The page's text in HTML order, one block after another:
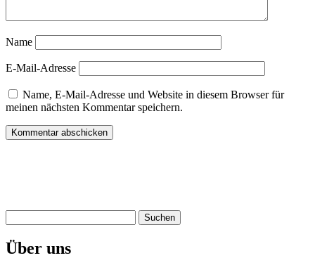
Name
E-Mail-Adresse
Name, E-Mail-Adresse und Website in diesem Browser für
meinen nächsten Kommentar speichern.
nach:
Über uns